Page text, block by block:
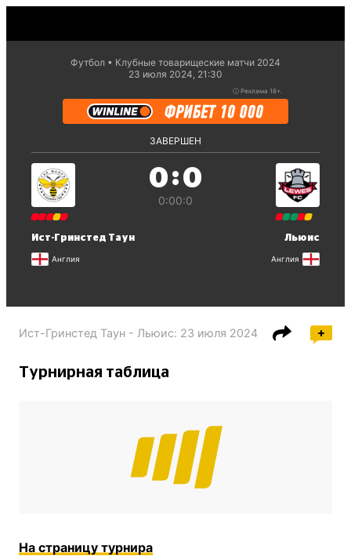
Футбол
Клубные товарищеские матчи 2024
23 июля 2024, 21:30
ⓘ Реклама 18+.
ЗАВЕРШЕН
Ист-Гринстед Таун
Англия
0:0
0:00:0
Льюис
Англия
Ист-Гринстед Таун - Льюис: 23 июля 2024
Турнирная таблица
На страницу турнира